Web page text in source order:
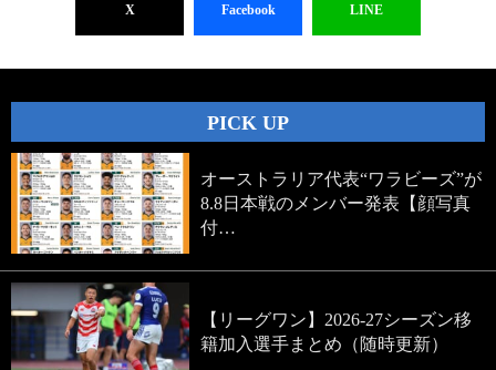
X Facebook LINE
PICK UP
オーストラリア代表“ワラビーズ”が
8.8日本戦のメンバー発表【顔写真
付…
【リーグワン】2026-27シーズン移
籍加入選手まとめ（随時更新）